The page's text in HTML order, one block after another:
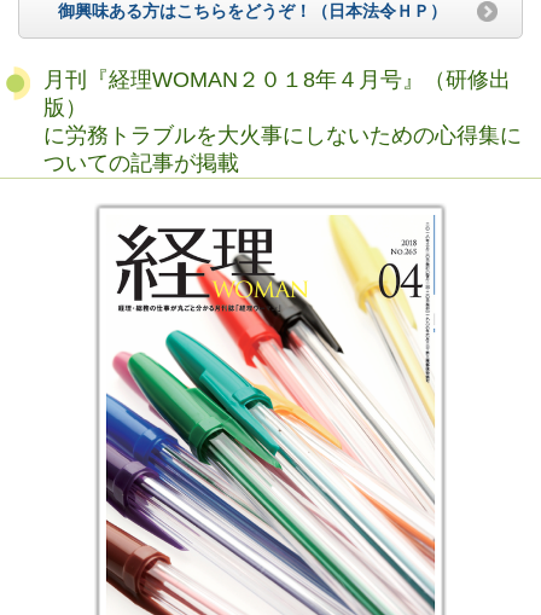
御興味ある方はこちらをどうぞ！（日本法令ＨＰ）
月刊『経理WOMAN２０１8年４月号』（研修出
版）
に労務トラブルを大火事にしないための心得集に
ついての記事が掲載